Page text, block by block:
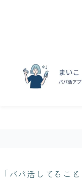
「パパ活してるこ